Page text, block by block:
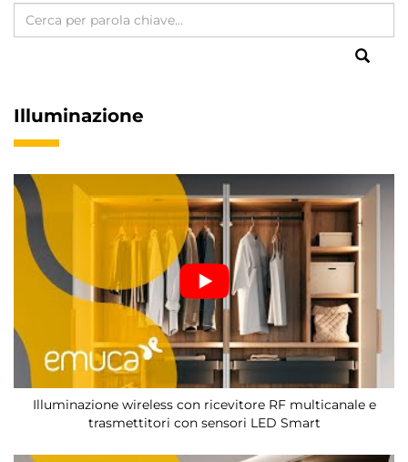
Illuminazione
Illuminazione wireless con ricevitore RF multicanale e
trasmettitori con sensori LED Smart